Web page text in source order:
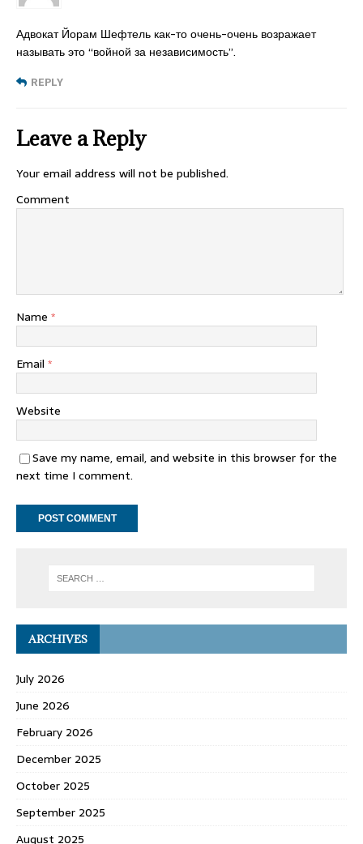
Адвокат Йорам Шефтель как-то очень-очень возражает
называть это “войной за независимость”.
REPLY
Leave a Reply
Your email address will not be published.
Comment
Name *
Email *
Website
Save my name, email, and website in this browser for the
next time I comment.
ARCHIVES
July 2026
June 2026
February 2026
December 2025
October 2025
September 2025
August 2025